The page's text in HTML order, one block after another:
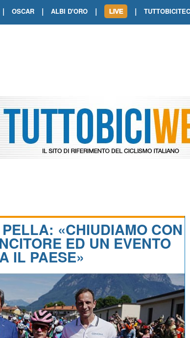
| OSCAR | ALBI D'ORO |
TOUR DE FRANCE.
TOUR DE FRANCE. A
|
«CHIUDIAMO CON
ED UN EVENTO
IL PAESE»